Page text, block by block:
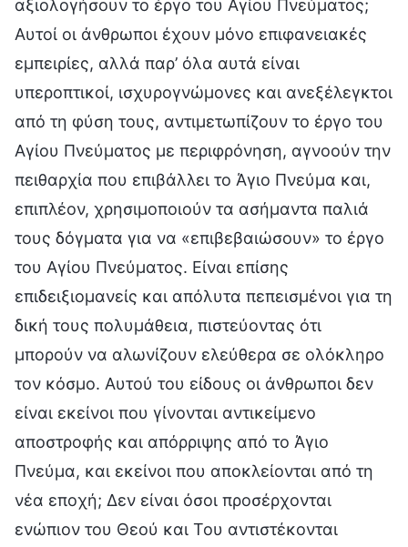
αξιολογήσουν το έργο του Αγίου Πνεύματος;
Αυτοί οι άνθρωποι έχουν μόνο επιφανειακές
εμπειρίες, αλλά παρ’ όλα αυτά είναι
υπεροπτικοί, ισχυρογνώμονες και ανεξέλεγκτοι
από τη φύση τους, αντιμετωπίζουν το έργο του
Αγίου Πνεύματος με περιφρόνηση, αγνοούν την
πειθαρχία που επιβάλλει το Άγιο Πνεύμα και,
επιπλέον, χρησιμοποιούν τα ασήμαντα παλιά
τους δόγματα για να «επιβεβαιώσουν» το έργο
του Αγίου Πνεύματος. Είναι επίσης
επιδειξιομανείς και απόλυτα πεπεισμένοι για τη
δική τους πολυμάθεια, πιστεύοντας ότι
μπορούν να αλωνίζουν ελεύθερα σε ολόκληρο
τον κόσμο. Αυτού του είδους οι άνθρωποι δεν
είναι εκείνοι που γίνονται αντικείμενο
αποστροφής και απόρριψης από το Άγιο
Πνεύμα, και εκείνοι που αποκλείονται από τη
νέα εποχή; Δεν είναι όσοι προσέρχονται
ενώπιον του Θεού και Του αντιστέκονται